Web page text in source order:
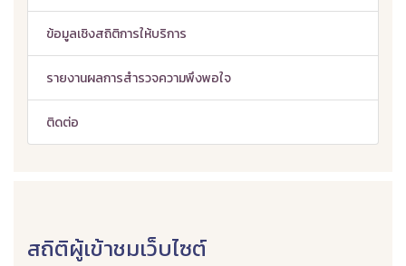
ข้อมูลเชิงสถิติการให้บริการ
รายงานผลการสำรวจความพึงพอใจ
ติดต่อ
สถิติผู้เข้าชมเว็บไซต์